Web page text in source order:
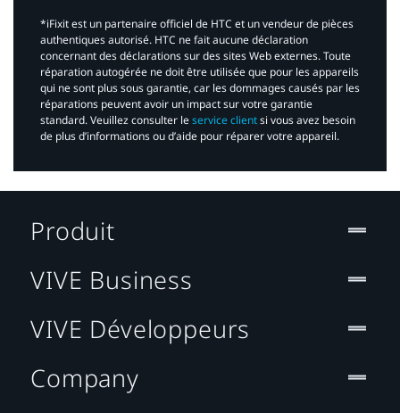
*iFixit est un partenaire officiel de HTC et un vendeur de pièces
authentiques autorisé. HTC ne fait aucune déclaration
concernant des déclarations sur des sites Web externes. Toute
réparation autogérée ne doit être utilisée que pour les appareils
qui ne sont plus sous garantie, car les dommages causés par les
réparations peuvent avoir un impact sur votre garantie
standard. Veuillez consulter leservice clientsi vous avez besoin
de plus d’informations ou d’aide pour réparer votre appareil.​
Produit
VIVE Business
VIVE Développeurs
Company